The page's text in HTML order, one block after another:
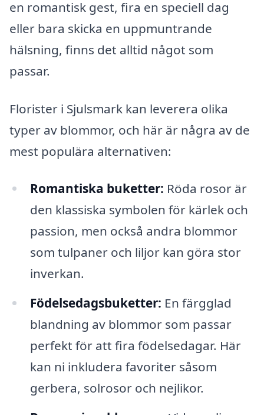
en romantisk gest, fira en speciell dag
eller bara skicka en uppmuntrande
hälsning, finns det alltid något som
passar.
Florister i Sjulsmark kan leverera olika
typer av blommor, och här är några av de
mest populära alternativen:
Romantiska buketter: Röda rosor är
den klassiska symbolen för kärlek och
passion, men också andra blommor
som tulpaner och liljor kan göra stor
inverkan.
Födelsedagsbuketter: En färgglad
blandning av blommor som passar
perfekt för att fira födelsedagar. Här
kan ni inkludera favoriter såsom
gerbera, solrosor och nejlikor.